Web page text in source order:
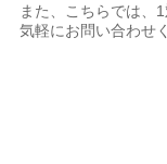
また、こちらでは、
気軽にお問い合わせ